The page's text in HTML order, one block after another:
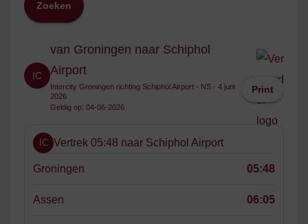
Zoeken
IC
van Groningen naar Schiphol
Airport
Intercity Groningen richting Schiphol Airport - NS · 4 juni
2026
Geldig op: 04-06-2026
Print
IC Vertrek 05:48 naar Schiphol Airport
Groningen 05:48
Assen 06:05